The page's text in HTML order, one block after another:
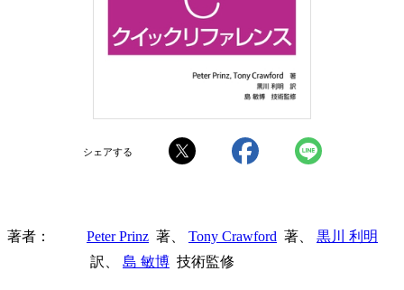
シェアする
著者 Peter Prinz 著、 Tony Crawford 著、 黒川 利明
訳、 島 敏博 技術監修